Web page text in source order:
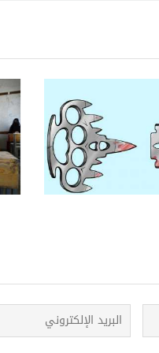
قضية ساخنة
المزدوج... أداة
وسط إخفاق داخلي